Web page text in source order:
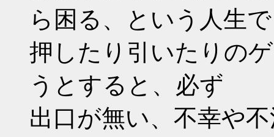
ら困る、という人生
押したり引いたりの
うとすると、必ず
出口が無い、不幸や